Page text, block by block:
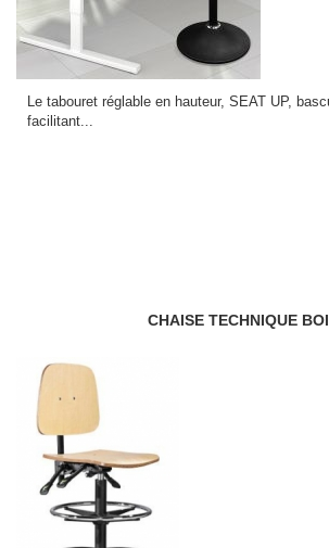
Le tabouret réglable en hauteur, SEAT UP,
facilitant...
CHAISE TECHNIQUE